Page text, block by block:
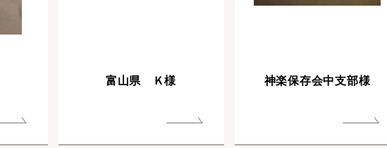
富山県 Ｋ様 神楽保存会中支部様